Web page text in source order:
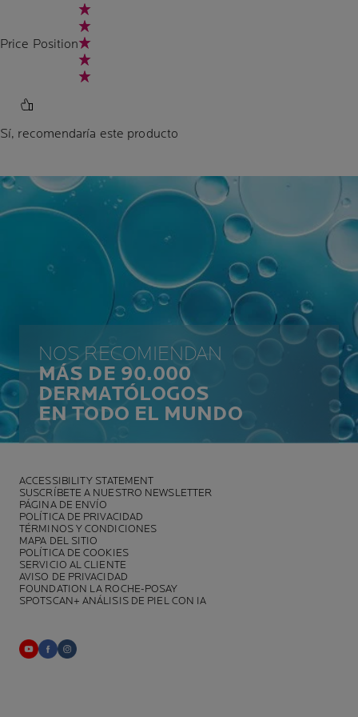
Price Position
Sí, recomendaría este producto
NOS RECOMIENDAN
MÁS DE 90.000
DERMATÓLOGOS
EN TODO EL MUNDO
ACCESSIBILITY STATEMENT
SUSCRÍBETE A NUESTRO NEWSLETTER
PÁGINA DE ENVÍO
POLÍTICA DE PRIVACIDAD
TÉRMINOS Y CONDICIONES
MAPA DEL SITIO
POLÍTICA DE COOKIES
SERVICIO AL CLIENTE
AVISO DE PRIVACIDAD
FOUNDATION LA ROCHE-POSAY
SPOTSCAN+ ANÁLISIS DE PIEL CON IA